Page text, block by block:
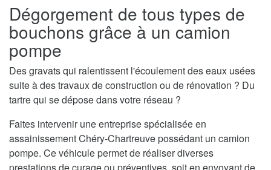
Dégorgement de tous types de
bouchons grâce à un camion
pompe
Des gravats qui ralentissent l'écoulement des eaux usées
suite à des travaux de construction ou de rénovation ? Du
tartre qui se dépose dans votre réseau ?
Faites intervenir une entreprise spécialisée en
assainissement Chéry-Chartreuve possédant un camion
pompe. Ce véhicule permet de réaliser diverses
prestations de curage ou préventives, soit en envoyant de